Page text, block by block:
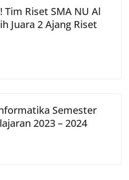
Riset SMA NU Al
Juara 2 Ajang Riset
Semester
2023 – 2024